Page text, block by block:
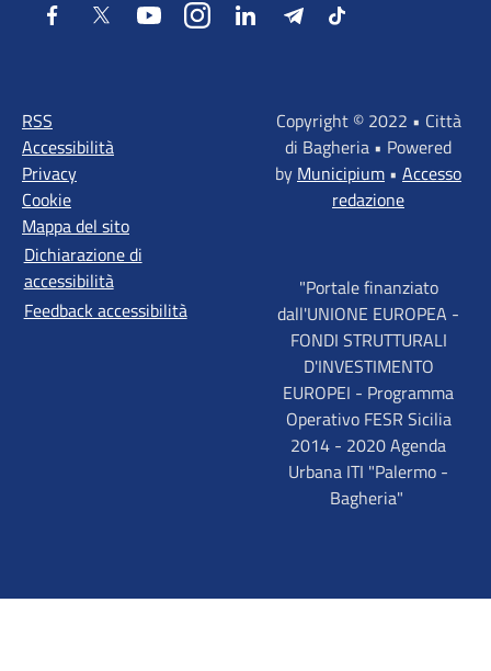
Facebook Twitter YoutubeInstagramLinkedIn TelegramTiktok
RSS
Accessibilità
Privacy
Cookie
Mappa del sito
Dichiarazione di
accessibilità
Feedback accessibilità
Copyright © 2022 • Città
di Bagheria • Powered
by Municipium • Accesso
redazione
"Portale finanziato
dall'UNIONE EUROPEA -
FONDI STRUTTURALI
D'INVESTIMENTO
EUROPEI - Programma
Operativo FESR Sicilia
2014 - 2020 Agenda
Urbana ITI "Palermo -
Bagheria"